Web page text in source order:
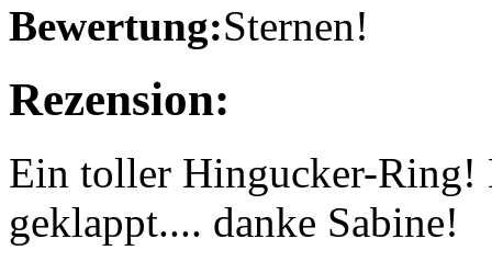
Bewertung:
Rezension:
Ein toller Hingucker-
geklappt.... danke Sabine!